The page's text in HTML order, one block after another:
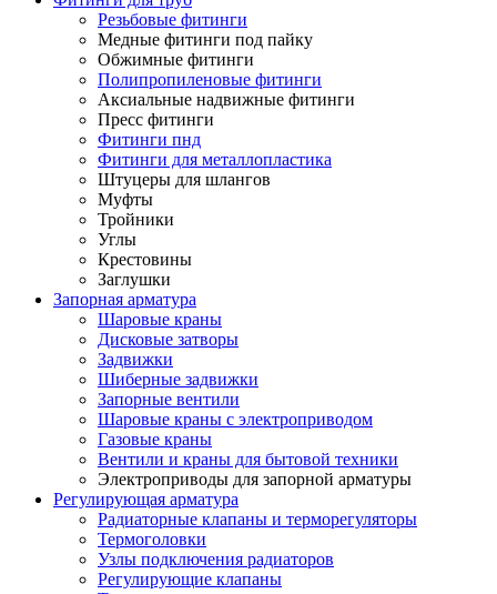
Резьбовые фитинги
Медные фитинги под пайку
Обжимные фитинги
Полипропиленовые фитинги
Аксиальные надвижные фитинги
Пресс фитинги
Фитинги пнд
Фитинги для металлопластика
Штуцеры для шлангов
Муфты
Тройники
Углы
Крестовины
Заглушки
Запорная арматура
Шаровые краны
Дисковые затворы
Задвижки
Шиберные задвижки
Запорные вентили
Шаровые краны с электроприводом
Газовые краны
Вентили и краны для бытовой техники
Электроприводы для запорной арматуры
Регулирующая арматура
Радиаторные клапаны и терморегуляторы
Термоголовки
Узлы подключения радиаторов
Регулирующие клапаны